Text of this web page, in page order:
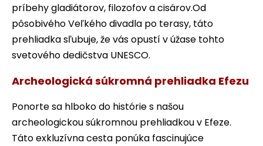
príbehy gladiátorov, filozofov a cisárov.Od
pôsobivého Veľkého divadla po terasy, táto
prehliadka sľubuje, že vás opustí v úžase tohto
svetového dedičstva UNESCO.
Archeologická súkromná prehliadka Efezu
Ponorte sa hlboko do histórie s našou
archeologickou súkromnou prehliadkou v Efeze.
Táto exkluzívna cesta ponúka fascinujúce